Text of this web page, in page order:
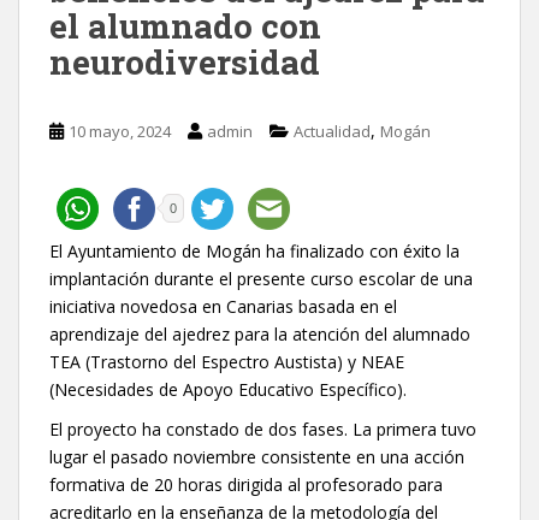
el alumnado con
neurodiversidad
10 mayo, 2024 admin Actualidad, Mogán
0
El Ayuntamiento de Mogán ha finalizado con éxito la
implantación durante el presente curso escolar de una
iniciativa novedosa en Canarias basada en el
aprendizaje del ajedrez para la atención del alumnado
TEA (Trastorno del Espectro Austista) y NEAE
(Necesidades de Apoyo Educativo Específico).
El proyecto ha constado de dos fases. La primera tuvo
lugar el pasado noviembre consistente en una acción
formativa de 20 horas dirigida al profesorado para
acreditarlo en la enseñanza de la metodología del